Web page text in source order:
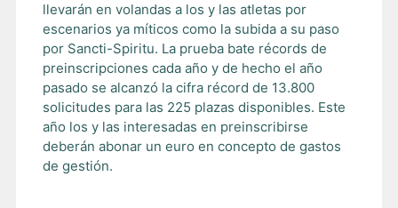
llevarán en volandas a los y las atletas por
escenarios ya míticos como la subida a su paso
por Sancti-Spiritu. La prueba bate récords de
preinscripciones cada año y de hecho el año
pasado se alcanzó la cifra récord de 13.800
solicitudes para las 225 plazas disponibles. Este
año los y las interesadas en preinscribirse
deberán abonar un euro en concepto de gastos
de gestión.